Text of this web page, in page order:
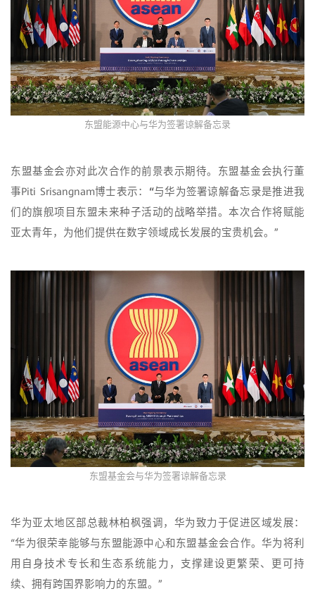
东盟能源中心与华为签署谅解备忘录
东盟基金会亦对此次合作的前景表示期待。东盟基金会执行董
事Piti Srisangnam博士表示： “与华为签署谅解备忘录是推进我
们的旗舰项目东盟未来种子活动的战略举措。本次合作将赋能
亚太青年，为他们提供在数字领域成长发展的宝贵机会。”
东盟基金会与华为签署谅解备忘录
华为亚太地区部总裁林柏枫强调，华为致力于促进区域发展：
“华为很荣幸能够与东盟能源中心和东盟基金会合作。华为将利
用自身技术专长和生态系统能力，支撑建设更繁荣、更可持
续、拥有跨国界影响力的东盟。”